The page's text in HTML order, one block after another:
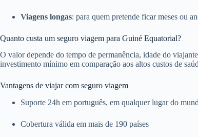
Viagens longas: para quem pretende ficar meses ou
Quanto custa um seguro viagem para Guiné Equatorial?
O valor depende do tempo de permanência, idade do
investimento mínimo em comparação aos altos custos de
Vantagens de viajar com seguro viagem
Suporte 24h em português, em qualquer lugar do
Cobertura válida em mais de 190 países